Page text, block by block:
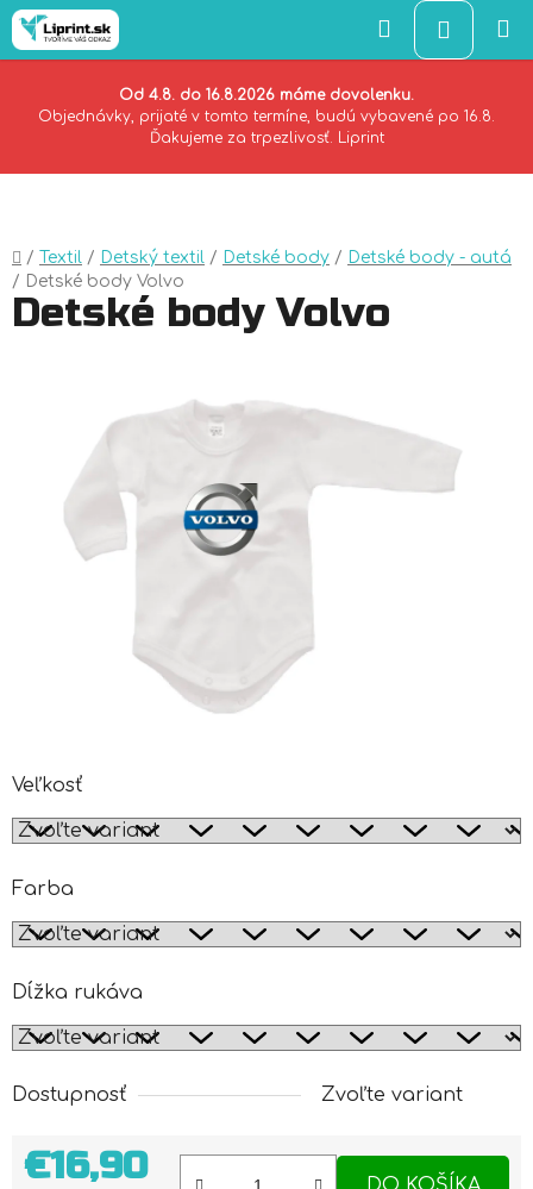
Od 4.8. do 16.8.2026 máme dovolenku.
Objednávky, prijaté v tomto termíne, budú vybavené po 16.8.
Ďakujeme za trpezlivosť. Liprint
Hľadať
KOŠÍK
Domov
/ Textil / Detský textil / Detské body / Detské body - autá
/ Detské body Volvo
Veľkosť
Farba
Dĺžka rukáva
Dostupnosť Zvoľte variant
€16,90
Detské body Volvo